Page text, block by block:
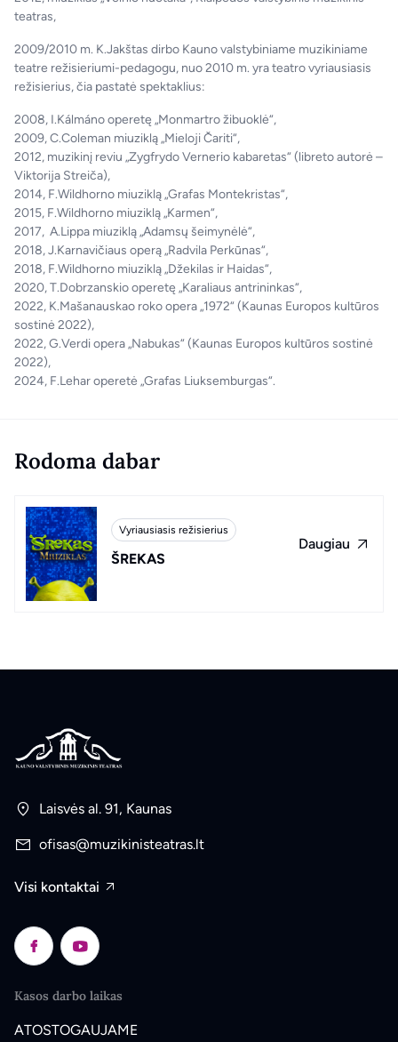
teatras,
2009/2010 m. K.Jakštas dirbo Kauno valstybiniame muzikiniame
teatre režisieriumi-pedagogu, nuo 2010 m. yra teatro vyriausiasis
režisierius, čia pastatė spektaklius:
2008, I.Kálmáno operetę „Monmartro žibuoklė“,
2009, C.Coleman miuziklą „Mieloji Čariti“,
2012, muzikinį reviu „Zygfrydo Vernerio kabaretas“ (libreto autorė –
Viktorija Streiča),
2014, F.Wildhorno miuziklą „Grafas Montekristas“,
2015, F.Wildhorno miuziklą „Karmen“,
2017, A.Lippa miuziklą „Adamsų šeimynėlė“,
2018, J.Karnavičiaus operą „Radvila Perkūnas“,
2018, F.Wildhorno miuziklą „Džekilas ir Haidas“,
2020, T.Dobrzanskio operetę „Karaliaus antrininkas“,
2022, K.Mašanauskao roko opera „1972“ (Kaunas Europos kultūros
sostinė 2022),
2022, G.Verdi opera „Nabukas“ (Kaunas Europos kultūros sostinė
2022),
2024, F.Lehar operetė „Grafas Liuksemburgas“.
Rodoma dabar
Vyriausiasis režisierius
ŠREKAS
Daugiau
Laisvės al. 91, Kaunas
ofisas@muzikinisteatras.lt
Visi kontaktai
Kasos darbo laikas
ATOSTOGAUJAME